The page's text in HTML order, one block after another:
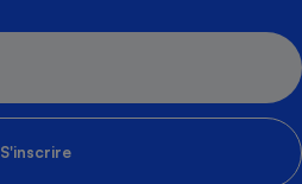
S'inscrire